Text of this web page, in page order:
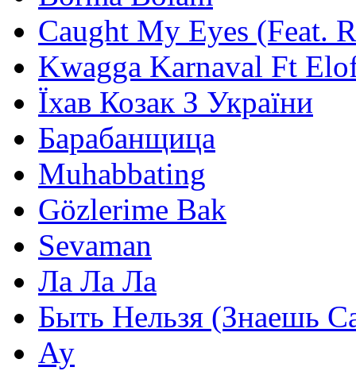
Caught My Eyes (Feat.
Kwagga Karnaval Ft
Їхав Козак З України
Барабанщица
Muhabbating
Gözlerime Bak
Sevaman
Ла Ла Ла
Быть Нельзя (Знаешь
Ау